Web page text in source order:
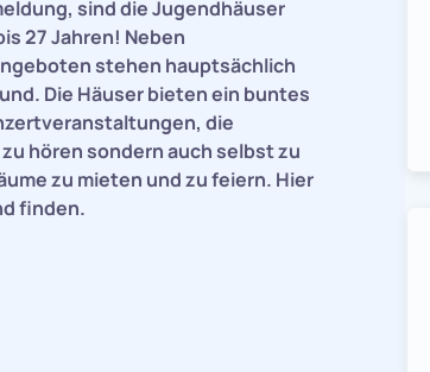
sind die Jugendhäuser
27 Jahren! Neben
stehen hauptsächlich
Die Häuser bieten ein buntes
die
hören sondern auch selbst zu
zu mieten und zu feiern. Hier
finden.